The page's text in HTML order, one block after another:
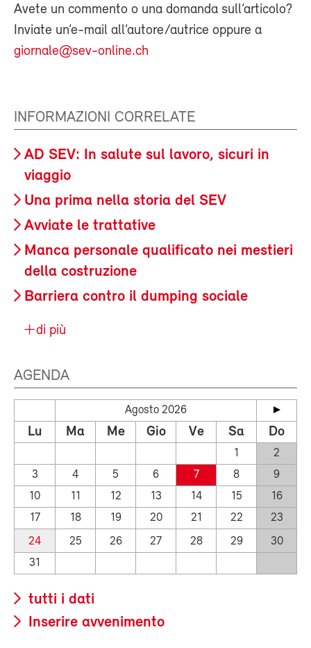
Avete un commento o una domanda sull’articolo?
Inviate un’e-mail all’autore/autrice oppure a
giornale@sev-online.ch
INFORMAZIONI CORRELATE
AD SEV: In salute sul lavoro, sicuri in
viaggio
Una prima nella storia del SEV
Avviate le trattative
Manca personale qualificato nei mestieri
della costruzione
Barriera contro il dumping sociale
di più
AGENDA
Agosto 2026
Lu Ma Me Gio Ve Sa Do
1
2
3
4 5 6 7 8
9
10
11 12 13 14 15
16
17
18 19 20 21 22
23
24
25 26 27 28 29
30
31
tutti i dati
Inserire avvenimento